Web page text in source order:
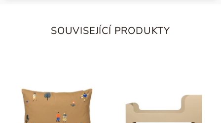
SOUVISEJÍCÍ PRODUKTY